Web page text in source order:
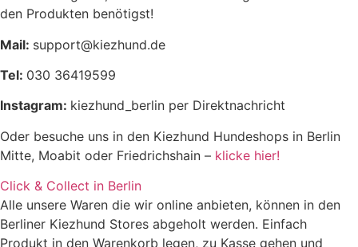
den Produkten benötigst!
Mail: support@kiezhund.de
Tel: 030 36419599
Instagram: kiezhund_berlin per Direktnachricht
Oder besuche uns in den Kiezhund Hundeshops in Berlin
Mitte, Moabit oder Friedrichshain – klicke hier!
Click & Collect in Berlin
Alle unsere Waren die wir online anbieten, können in den
Berliner Kiezhund Stores abgeholt werden. Einfach
Produkt in den Warenkorb legen, zu Kasse gehen und